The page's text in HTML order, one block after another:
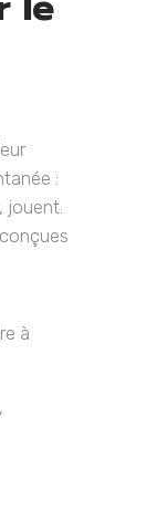
:
jouent.
à